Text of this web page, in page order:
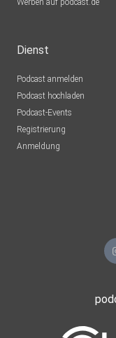
Werben auf podcast.de
Dienst
Podcast anmelden
Podcast hochladen
Podcast-Events
Registrierung
Anmeldung